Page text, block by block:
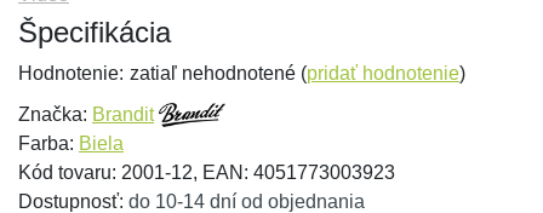
Špecifikácia
Hodnotenie: zatiaľ nehodnotené (pridať hodnotenie)
Značka: Brandit
Farba: Biela
Kód tovaru: 2001-12, EAN: 4051773003923
Dostupnosť: do 10-14 dní od objednania